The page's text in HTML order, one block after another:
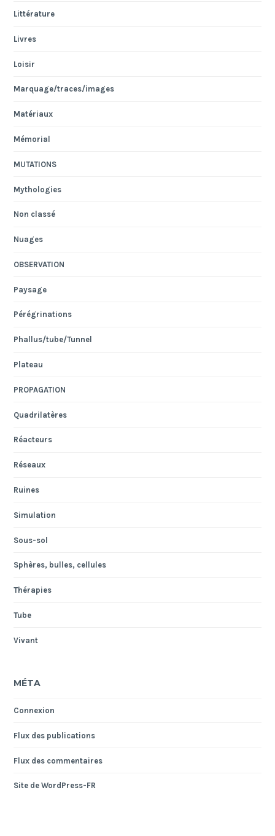
Littérature
Livres
Loisir
Marquage/traces/images
Matériaux
Mémorial
MUTATIONS
Mythologies
Non classé
Nuages
OBSERVATION
Paysage
Pérégrinations
Phallus/tube/Tunnel
Plateau
PROPAGATION
Quadrilatères
Réacteurs
Réseaux
Ruines
Simulation
Sous-sol
Sphères, bulles, cellules
Thérapies
Tube
Vivant
MÉTA
Connexion
Flux des publications
Flux des commentaires
Site de WordPress-FR